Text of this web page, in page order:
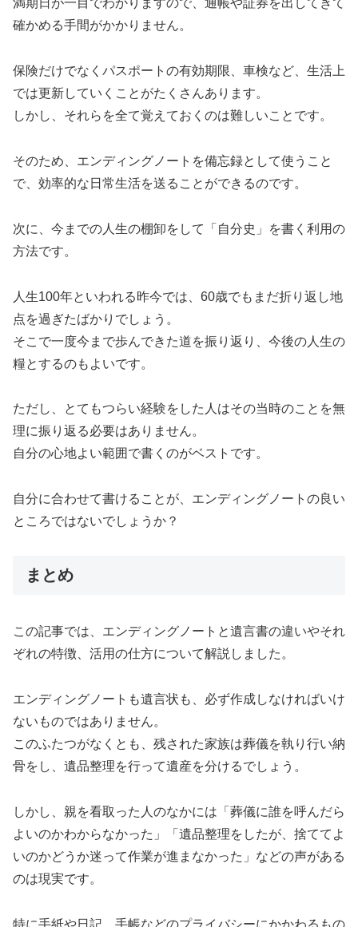
満期日が一目でわかりますので、通帳や証券を出してきて
確かめる手間がかかりません。
保険だけでなくパスポートの有効期限、車検など、生活上
では更新していくことがたくさんあります。
しかし、それらを全て覚えておくのは難しいことです。
そのため、エンディングノートを備忘録として使うこと
で、効率的な日常生活を送ることができるのです。
次に、今までの人生の棚卸をして「自分史」を書く利用の
方法です。
人生100年といわれる昨今では、60歳でもまだ折り返し地
点を過ぎたばかりでしょう。
そこで一度今まで歩んできた道を振り返り、今後の人生の
糧とするのもよいです。
ただし、とてもつらい経験をした人はその当時のことを無
理に振り返る必要はありません。
自分の心地よい範囲で書くのがベストです。
自分に合わせて書けることが、エンディングノートの良い
ところではないでしょうか？
まとめ
この記事では、エンディングノートと遺言書の違いやそれ
ぞれの特徴、活用の仕方について解説しました。
エンディングノートも遺言状も、必ず作成しなければいけ
ないものではありません。
このふたつがなくとも、残された家族は葬儀を執り行い納
骨をし、遺品整理を行って遺産を分けるでしょう。
しかし、親を看取った人のなかには「葬儀に誰を呼んだら
よいのかわからなかった」「遺品整理をしたが、捨ててよ
いのかどうか迷って作業が進まなかった」などの声がある
のは現実です。
特に手紙や日記、手帳などのプライバシーにかかわるもの